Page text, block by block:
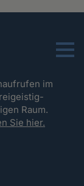
Menu
im
Raum.
Sie hier.